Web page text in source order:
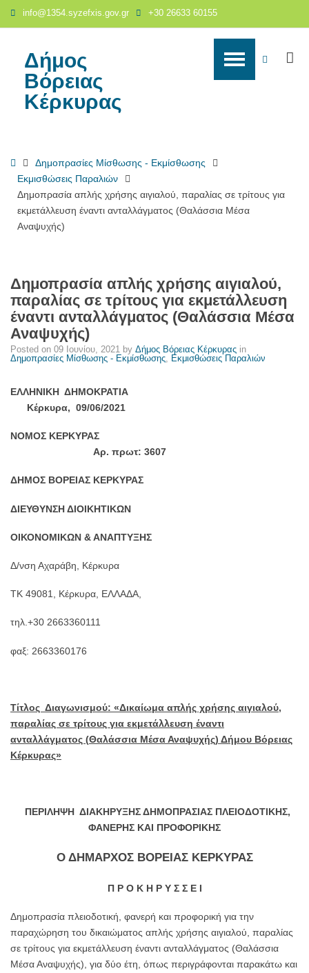
Δημοπρασία
αιγιαλού,
παραλίας
τρίτους
ανταλλάγματος
(Θαλάσσια
Μέσα
Αναψυχής)
Κέρκυρας
info@1354.syzefxis.gov.gr +30 26633 60155
Δήμος
Βόρειας
Κέρκυρας
HomeΔημοπρασίες Μίσθωσης - Εκμίσθωσης
Εκμισθώσεις Παραλιών
Δημοπρασία απλής χρήσης αιγιαλού, παραλίας σε τρίτους για
εκμετάλλευση έναντι ανταλλάγματος (Θαλάσσια Μέσα
Αναψυχής)
Δημοπρασία απλής χρήσης αιγιαλού,
παραλίας σε τρίτους για εκμετάλλευση
έναντι ανταλλάγματος (Θαλάσσια Μέσα
Αναψυχής)
Posted on 09 Ιουνίου, 2021 by Δήμος Βόρειας Κέρκυρας in
Δημοπρασίες Μίσθωσης - Εκμίσθωσης, Εκμισθώσεις Παραλιών
ΕΛΛΗΝΙΚΗ ΔΗΜΟΚΡΑΤΙΑ
Κέρκυρα, 09/06/2021
ΝΟΜΟΣ ΚΕΡΚΥΡΑΣ
Αρ. πρωτ: 3607
ΔΗΜΟΣ ΒΟΡΕΙΑΣ ΚΕΡΚΥΡΑΣ
ΔΙΕΥΘΥΝΣΗ ΔΙΟΙΚΗΤΙΚΩΝ
ΟΙΚΟΝΟΜΙΚΩΝ & ΑΝΑΠΤΥΞΗΣ
Δ/νση Αχαράβη, Κέρκυρα
TK 49081, Κέρκυρα, ΕΛΛΑΔΑ,
τηλ.+30 2663360111
φαξ: 2663360176
Τίτλος Διαγωνισμού: «Δικαίωμα απλής χρήσης αιγιαλού,
παραλίας σε τρίτους για εκμετάλλευση έναντι
ανταλλάγματος (Θαλάσσια Μέσα Αναψυχής) Δήμου Βόρειας
Κέρκυρας»
ΠΕΡΙΛΗΨΗ ΔΙΑΚΗΡΥΞΗΣ ΔΗΜΟΠΡΑΣΙΑΣ ΠΛΕΙΟΔΟΤΙΚΗΣ,
ΦΑΝΕΡΗΣ ΚΑΙ ΠΡΟΦΟΡΙΚΗΣ
Ο ΔΗΜΑΡΧΟΣ ΒΟΡΕΙΑΣ ΚΕΡΚΥΡΑΣ
Π Ρ Ο Κ Η Ρ Υ Σ Σ Ε Ι
Δημοπρασία πλειοδοτική, φανερή και προφορική για την
παραχώρηση του δικαιώματος απλής χρήσης αιγιαλού, παραλίας
σε τρίτους για εκμετάλλευση έναντι ανταλλάγματος (Θαλάσσια
Μέσα Αναψυχής), για δύο έτη, όπως περιγράφονται παρακάτω και